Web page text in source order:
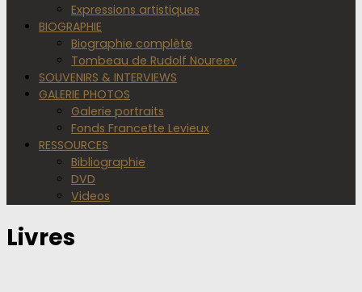
Expressions artistiques
BIOGRAPHIE
Biographie complète
Tombeau de Rudolf Noureev
SOUVENIRS & INTERVIEWS
GALERIE PHOTOS
Galerie portraits
Fonds Francette Levieux
RESSOURCES
Bibliographie
DVD
Videos
Livres